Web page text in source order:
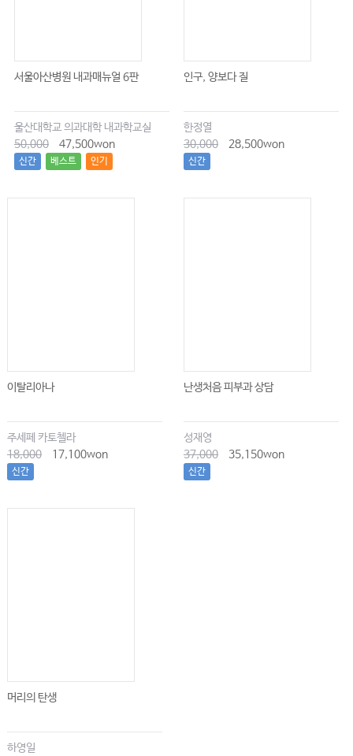
서울아산병원 내과매뉴얼 6판
울산대학교 의과대학 내과학교실
50,000
47,500won
신간 베스트 인기
인구, 양보다 질
한정열
30,000
28,500won
신간
이탈리아나
주세페 카토첼라
18,000
17,100won
신간
난생처음 피부과 상담
성재영
37,000
35,150won
신간
머리의 탄생
하영일